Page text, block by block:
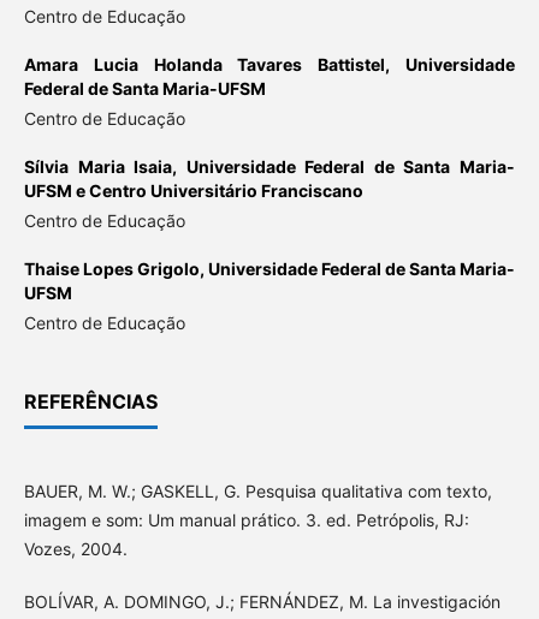
Centro de Educação
Amara Lucia Holanda Tavares Battistel,Universidade
Federal de Santa Maria-UFSM
Centro de Educação
Sílvia Maria Isaia, Universidade Federal de Santa Maria-
UFSM e Centro Universitário Franciscano
Centro de Educação
Thaise Lopes Grigolo, Universidade Federal de Santa Maria-
UFSM
Centro de Educação
REFERÊNCIAS
BAUER, M. W.; GASKELL, G. Pesquisa qualitativa com texto,
imagem e som: Um manual prático. 3. ed. Petrópolis, RJ:
Vozes, 2004.
BOLÍVAR, A. DOMINGO, J.; FERNÁNDEZ, M. La investigación